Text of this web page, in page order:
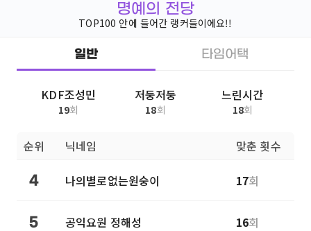
명예의 전당
TOP100 안에 들어간 랭커들이에요!!
일반 타임어택
KDF조성민
19회
저둥저둥
18회
느린시간
18회
순위 닉네임 맞춘 횟수
4 나의별로없는원숭이 17회
5 공익요원 정해성 16회